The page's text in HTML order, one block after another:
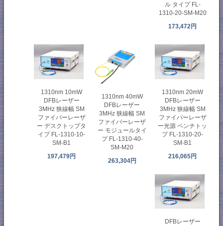
ル タイプ FL-
1310-20-SM-M20
173,472円
1310nm 10mW
DFBレーザー
3MHz 狭線幅 SM
ファイバーレーザ
ー デスクトップタ
イプ FL-1310-10-
SM-B1
197,479円
1310nm 40mW
DFBレーザー
3MHz 狭線幅 SM
ファイバーレーザ
ー モジュールタイ
プ FL-1310-40-
SM-M20
263,304円
1310nm 20mW
DFBレーザー
3MHz 狭線幅 SM
ファイバーレーザ
ー光源 ベンチトッ
プ FL-1310-20-
SM-B1
216,065円
DFBレーザー